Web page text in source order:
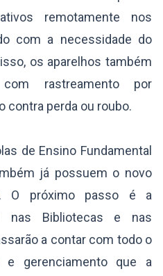
remotamente nos
com a necessidade do
os aparelhos também
rastreamento por
contra perda ou roubo.
de Ensino Fundamental
já possuem o novo
O próximo passo é a
nas Bibliotecas e nas
a contar com todo o
e gerenciamento que a